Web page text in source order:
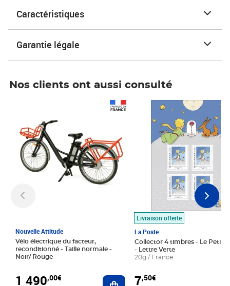
Caractéristiques
Garantie légale
Nos clients ont aussi consulté
Nouvelle Attitude
Vélo électrique du facteur,
reconditionné - Taille normale -
Noir/ Rouge
1 490,00€ Ajouter au panier
Livraison offerte
La Poste
Collector 4 timbres - Le Petit
- Lettre Verte
20g / France
7,50€
Prix 7,50€